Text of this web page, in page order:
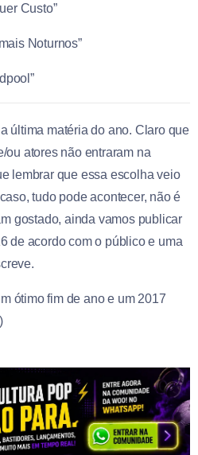
Custo”
Noturnos”
última matéria do ano. Claro que
ou atores não entraram na
lembrar que essa escolha veio
tudo pode acontecer, não é
gostado, ainda vamos publicar
de acordo com o público e uma
ótimo fim de ano e um 2017